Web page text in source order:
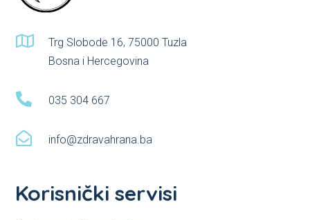

Trg Slobode 16, 75000 Tuzla
Bosna i Hercegovina
 035 304 667
 info@zdravahrana.ba
Korisnički servisi